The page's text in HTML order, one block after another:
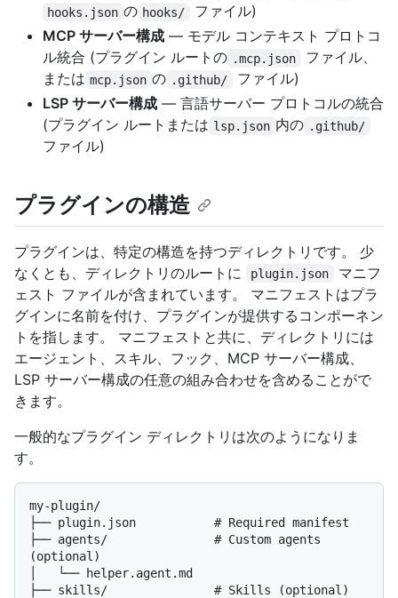
hooks.json の hooks/
ファイル)
MCP サーバー構成 — モデル コンテキスト プロトコ
ル統合 (プラグイン ルートの .mcp.json
ファイル、
または mcp.json の .github/
ファイル)
LSP サーバー構成 — 言語サーバー プロトコルの統合
(プラグイン ルートまたは lsp.json 内の .github/
ファイル)
プラグインの構造
プラグインは、特定の構造を持つディレクトリです。 少
なくとも、ディレクトリのルートに
plugin.json
マニフ
ェスト ファイルが含まれています。 マニフェストはプラ
グインに名前を付け、プラグインが提供するコンポーネン
トを指します。 マニフェストと共に、ディレクトリには
エージェント、スキル、フック、MCP サーバー構成、
LSP サーバー構成の任意の組み合わせを含めることがで
きます。
一般的なプラグイン ディレクトリは次のようになりま
す。
my-plugin/
├── plugin.json           # Required manifest
├── agents/               # Custom agents
(optional)
│   └── helper.agent.md
├── skills/               # Skills (optional)